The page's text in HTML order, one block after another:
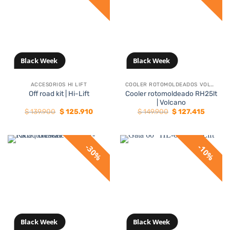
Black Week
ACCESORIOS HI LIFT
Off road kit | Hi-Lift
$139.900 El
precio
$ 139.900.
$125.910El
$ 125.910.
Black Week
COOLER ROTOMOLDEADOS VOLCANO
Cooler rotomoldeado RH25lt
| Volcano
$149.900 El
precio
$ 149.900.
$127.415El
$
30%
Black Week
10%
Black Week